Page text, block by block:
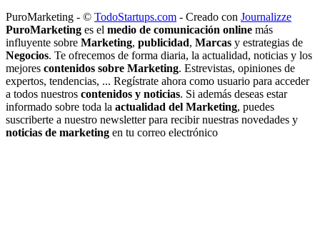
PuroMarketing - © TodoStartups.com - Creado con Journalizze
PuroMarketing es el medio de comunicación online más
influyente sobre Marketing, publicidad, Marcas y estrategias de
Negocios. Te ofrecemos de forma diaria, la actualidad, noticias y los
mejores contenidos sobre Marketing. Estrevistas, opiniones de
expertos, tendencias, ... Regístrate ahora como usuario para acceder
a todos nuestros contenidos y noticias. Si además deseas estar
informado sobre toda la actualidad del Marketing, puedes
suscriberte a nuestro newsletter para recibir nuestras novedades y
noticias de marketing en tu correo electrónico